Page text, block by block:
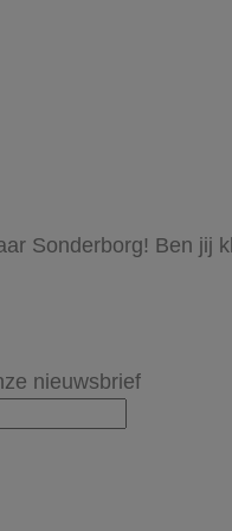
Sonderborg! Ben jij
nieuwsbrief